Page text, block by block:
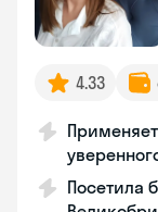
4.33
Посетила